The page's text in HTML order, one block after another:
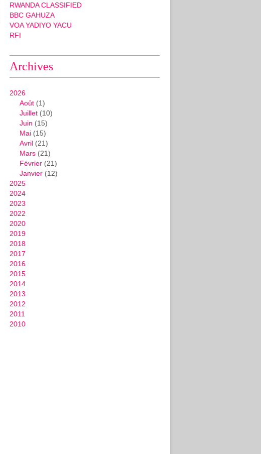
RWANDA CLASSIFIED
BBC GAHUZA
VOA YADIYO YACU
RFI
Archives
2026
Août (1)
Juillet (10)
Juin (15)
Mai (15)
Avril (21)
Mars (21)
Février (21)
Janvier (12)
2025
2024
2023
2022
2020
2019
2018
2017
2016
2015
2014
2013
2012
2011
2010